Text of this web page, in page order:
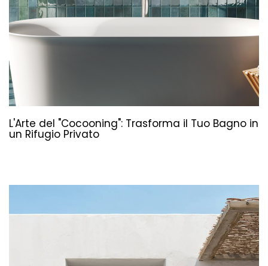
L'Arte del "Cocooning": Trasforma il Tuo Bagno in
un Rifugio Privato